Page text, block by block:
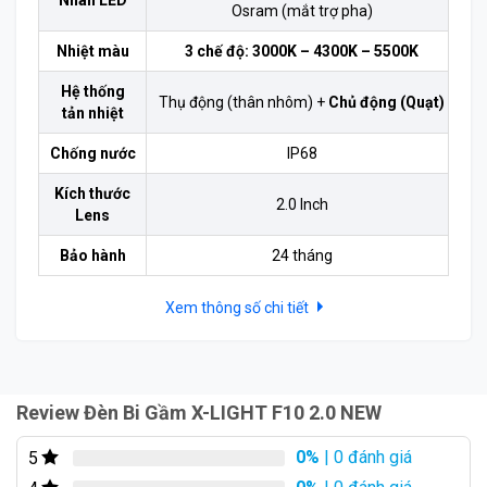
Kích thước Đèn bi gầm X-LIGHT F10 2.0 NEW chính
Osram (mắt trợ pha)
Nhiệt màu 3 chế độ: 3000K – 4300K – 5500K
Hệ thống
tản nhiệt
Thụ động (thân nhôm) + Chủ động (Quạt)
Chống nước IP68
Kích thước
Lens
2.0 Inch
Bảo hành 24 tháng
Xem thông số chi tiết
Review Đèn Bi Gầm X-LIGHT F10 2.0 NEW
5 0% | 0 đánh giá